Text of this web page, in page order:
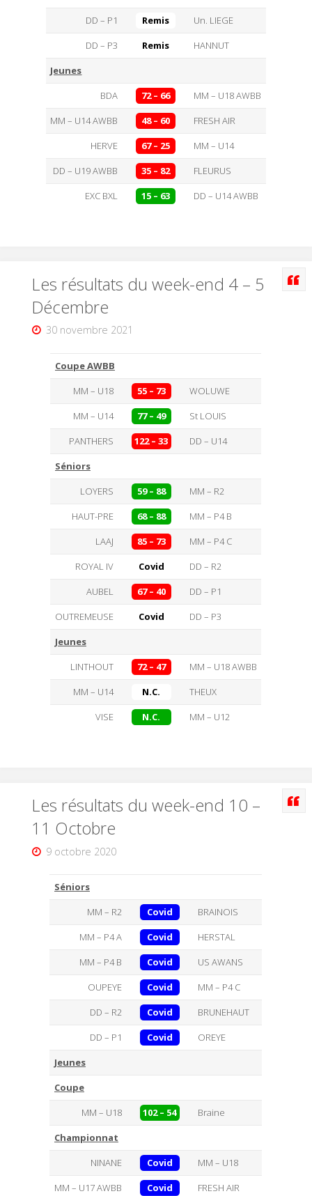
DD – P1
Remis
Un. LIEGE
DD – P3
Remis
HANNUT
Jeunes
BDA
72 – 66
MM – U18 AWBB
MM – U14 AWBB
48 – 60
FRESH AIR
HERVE
67 – 25
MM – U14
DD – U19 AWBB
35 – 82
FLEURUS
EXC BXL
15 – 63 DD – U14 AWBB
Les résultats du week-end 4 – 5
Décembre
30 novembre 2021
Coupe AWBB
MM – U18
55 – 73
WOLUWE
MM – U14
77 – 49
St LOUIS
PANTHERS
122 – 33
DD – U14
Séniors
LOYERS
59 – 88
MM – R2
HAUT-PRE
68 – 88
MM – P4 B
LAAJ
85 – 73
MM – P4 C
ROYAL IV
Covid
DD – R2
AUBEL
67 – 40
DD – P1
OUTREMEUSE
Covid
DD – P3
Jeunes
LINTHOUT
72 – 47
MM – U18 AWBB
MM – U14
N.C.
THEUX
VISE
N.C. MM – U12
Les résultats du week-end 10 –
11 Octobre
9 octobre 2020
Séniors
MM – R2
Covid
BRAINOIS
MM – P4 A
Covid
HERSTAL
MM – P4 B
Covid
US AWANS
OUPEYE
Covid
MM – P4 C
DD – R2
Covid
BRUNEHAUT
DD – P1
Covid
OREYE
Jeunes
Coupe
MM – U18
102 – 54
Braine
Championnat
NINANE
Covid
MM – U18
MM – U17 AWBB
Covid
FRESH AIR